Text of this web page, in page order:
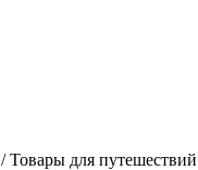
/ Товары для путешествий